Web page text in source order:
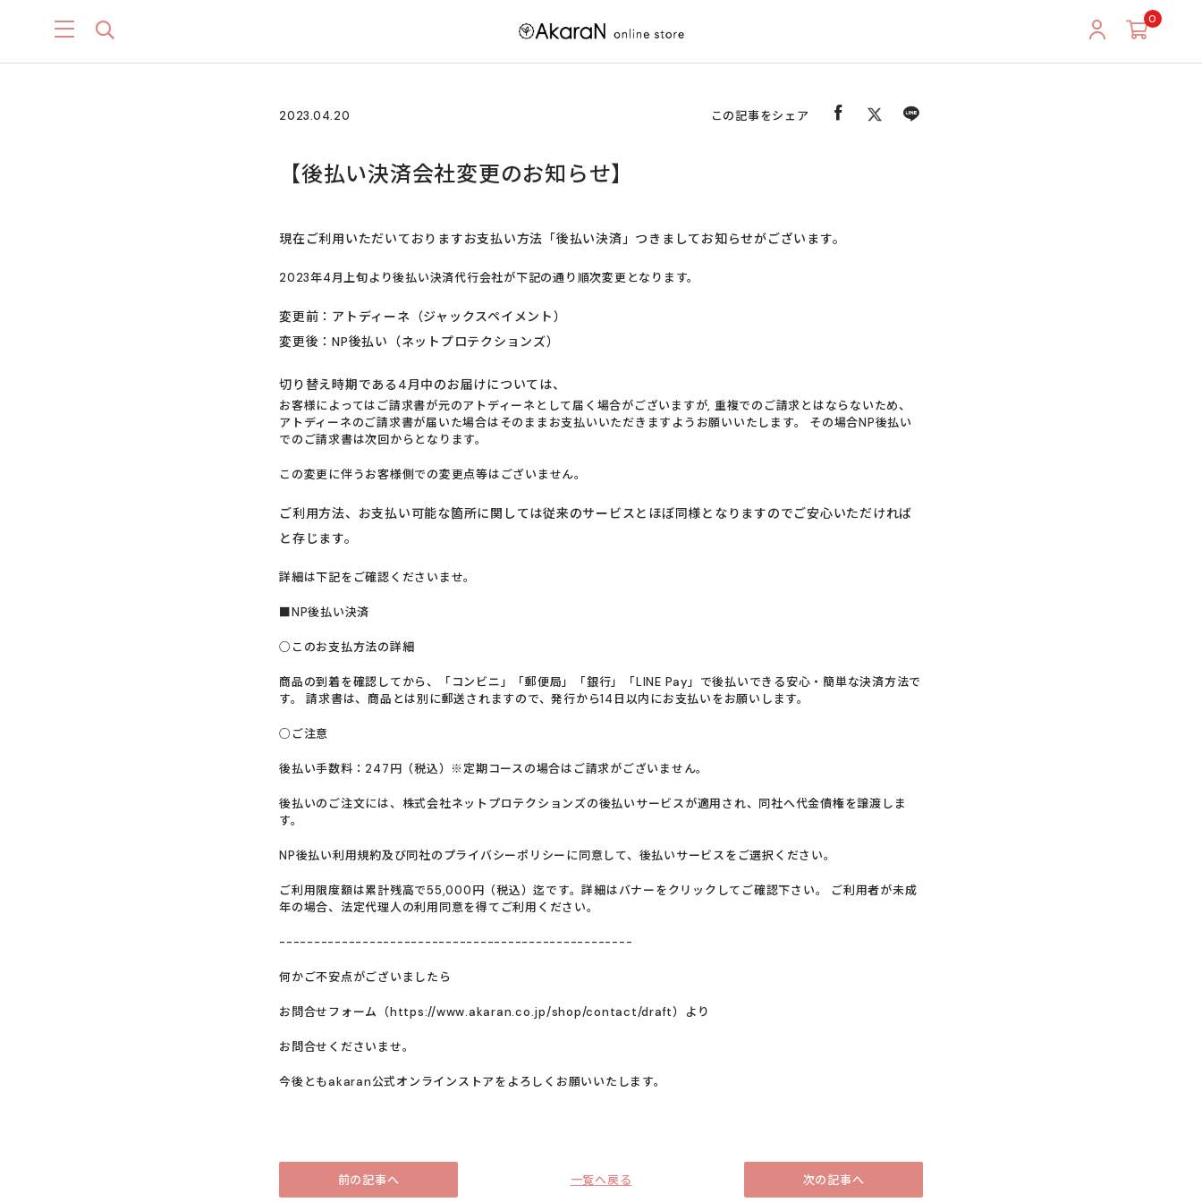
0
2023.04.20 この記事をシェア
【後払い決済会社変更のお知らせ】
現在ご利用いただいておりますお支払い方法「後払い決済」つきましてお知らせがございます。
2023年4月上旬より後払い決済代行会社が下記の通り順次変更となります。
変更前：アトディーネ（ジャックスペイメント）
変更後：NP後払い（ネットプロテクションズ）
切り替え時期である4月中のお届けについては、
お客様によってはご請求書が元のアトディーネとして届く場合がございますが, 重複でのご請求とはならないため、
アトディーネのご請求書が届いた場合はそのままお支払いいただきますようお願いいたします。 その場合NP後払い
でのご請求書は次回からとなります。
この変更に伴うお客様側での変更点等はございません。
ご利用方法、お支払い可能な箇所に関しては従来のサービスとほぼ同様となりますのでご安心いただければ
と存じます。
詳細は下記をご確認くださいませ。
■NP後払い決済
○このお支払方法の詳細
商品の到着を確認してから、「コンビニ」「郵便局」「銀行」「LINE Pay」で後払いできる安心・簡単な決済方法で
す。 請求書は、商品とは別に郵送されますので、発行から14日以内にお支払いをお願いします。
○ご注意
後払い手数料：247円（税込）※定期コースの場合はご請求がございません。
後払いのご注文には、株式会社ネットプロテクションズの後払いサービスが適用され、同社へ代金債権を譲渡しま
す。
NP後払い利用規約及び同社のプライバシーポリシーに同意して、後払いサービスをご選択ください。
ご利用限度額は累計残高で55,000円（税込）迄です。詳細はバナーをクリックしてご確認下さい。 ご利用者が未成
年の場合、法定代理人の利用同意を得てご利用ください。
---------------------------------------------------
何かご不安点がございましたら
お問合せフォーム（https://www.akaran.co.jp/shop/contact/draft）より
お問合せくださいませ。
今後ともakaran公式オンラインストアをよろしくお願いいたします。
前の記事へ 一覧へ戻る 次の記事へ